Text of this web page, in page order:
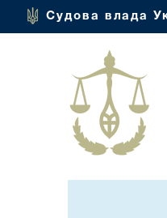
Судова влада